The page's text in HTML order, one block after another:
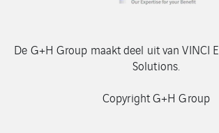
De G+H Group maakt deel uit van VINCI
Solutions.
Copyright G+H Group